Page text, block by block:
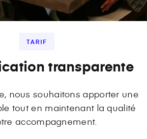
TARIF
transparente
nous souhaitons apporter une
tout en maintenant la qualité
accompagnement.